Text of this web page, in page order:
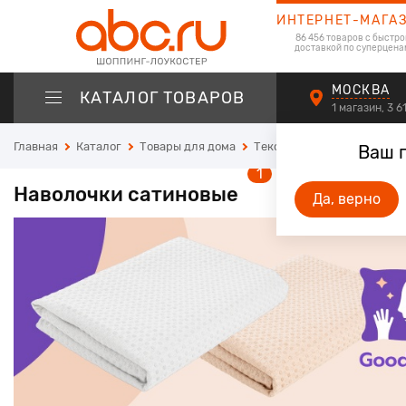
ИНТЕРНЕТ-
86 456 товаров с
доставкой по
КАТАЛОГ ТОВАРОВ
Ваш
Да, верно
МОСКВА
1 магазин, 3
Главная Каталог Товары для дома Текстиль для дома
Наволочки сатиновые
1